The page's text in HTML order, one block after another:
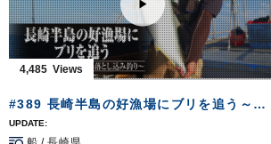
http://creativeoffice-chie.com/
OWNERMOVIEhttp://ownertv.jp/
オーナーばりwebsite
http://www.owner.co.jp
4,485
#389 長崎半島の好漁場にブリを追う～ライトタックルを駆使する落とし込み釣り～